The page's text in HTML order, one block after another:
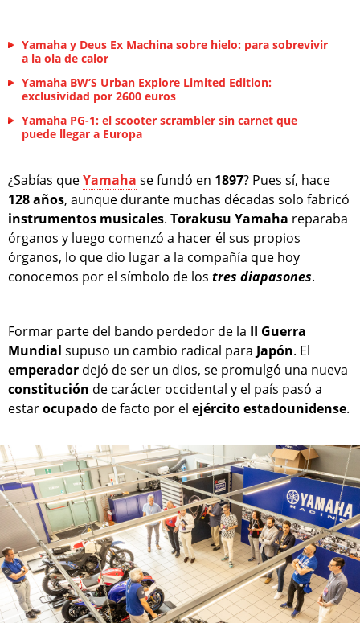
Yamaha y Deus Ex Machina sobre hielo: para sobrevivir
a la ola de calor
Yamaha BW’S Urban Explore Limited Edition:
exclusividad por 2600 euros
Yamaha PG-1: el scooter scrambler sin carnet que
puede llegar a Europa
¿Sabías queYamaha se fundó en 1897? Pues sí, hace
128 años, aunque durante muchas décadas solo fabricó
instrumentos musicales. Torakusu Yamaha reparaba
órganos y luego comenzó a hacer él sus propios
órganos, lo que dio lugar a la compañía que hoy
conocemos por el símbolo de los tres diapasones.
Formar parte del bando perdedor de la II Guerra
Mundial supuso un cambio radical para Japón. El
emperador dejó de ser un dios, se promulgó una nueva
constitución de carácter occidental y el país pasó a
estarocupado de facto por el ejércitoestadounidense.